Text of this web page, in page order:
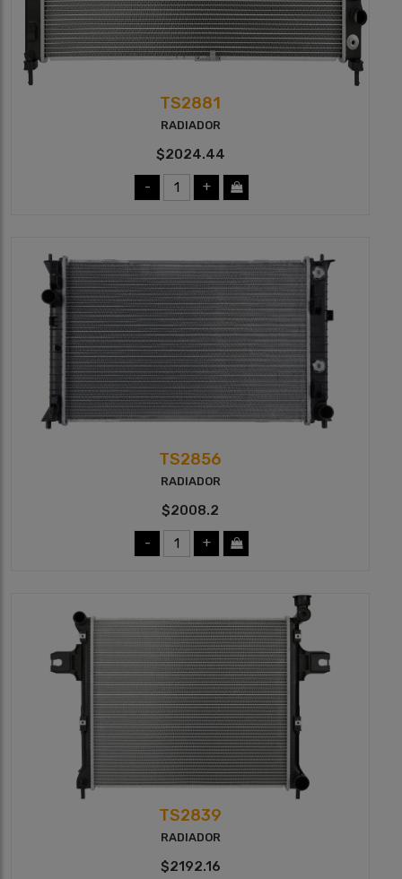
TS2881
RADIADOR
$2024.44
- +
TS2856
RADIADOR
$2008.2
- +
TS2839
RADIADOR
$2192.16